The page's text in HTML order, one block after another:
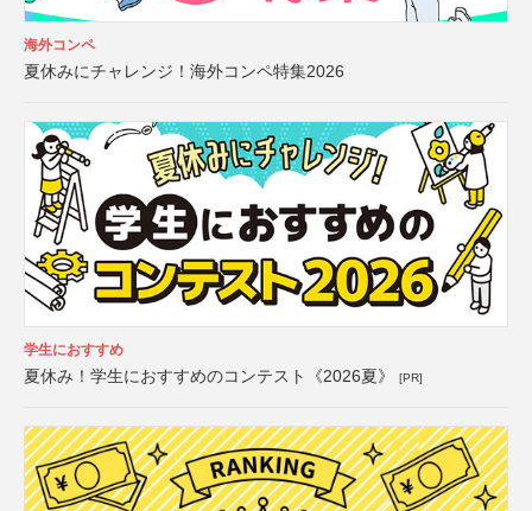
海外コンペ
夏休みにチャレンジ！海外コンペ特集2026
学生におすすめ
夏休み！学生におすすめのコンテスト《2026夏》 [PR]